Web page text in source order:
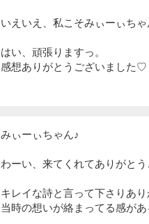
いえいえ、私こそみぃーぃち
はい、頑張りますっ。
感想ありがとうございました♡
みぃーぃちゃん♪
わーい、来てくれてありがと
キレイな詩と言って下さりあり
当時の想いが絡まってる感が